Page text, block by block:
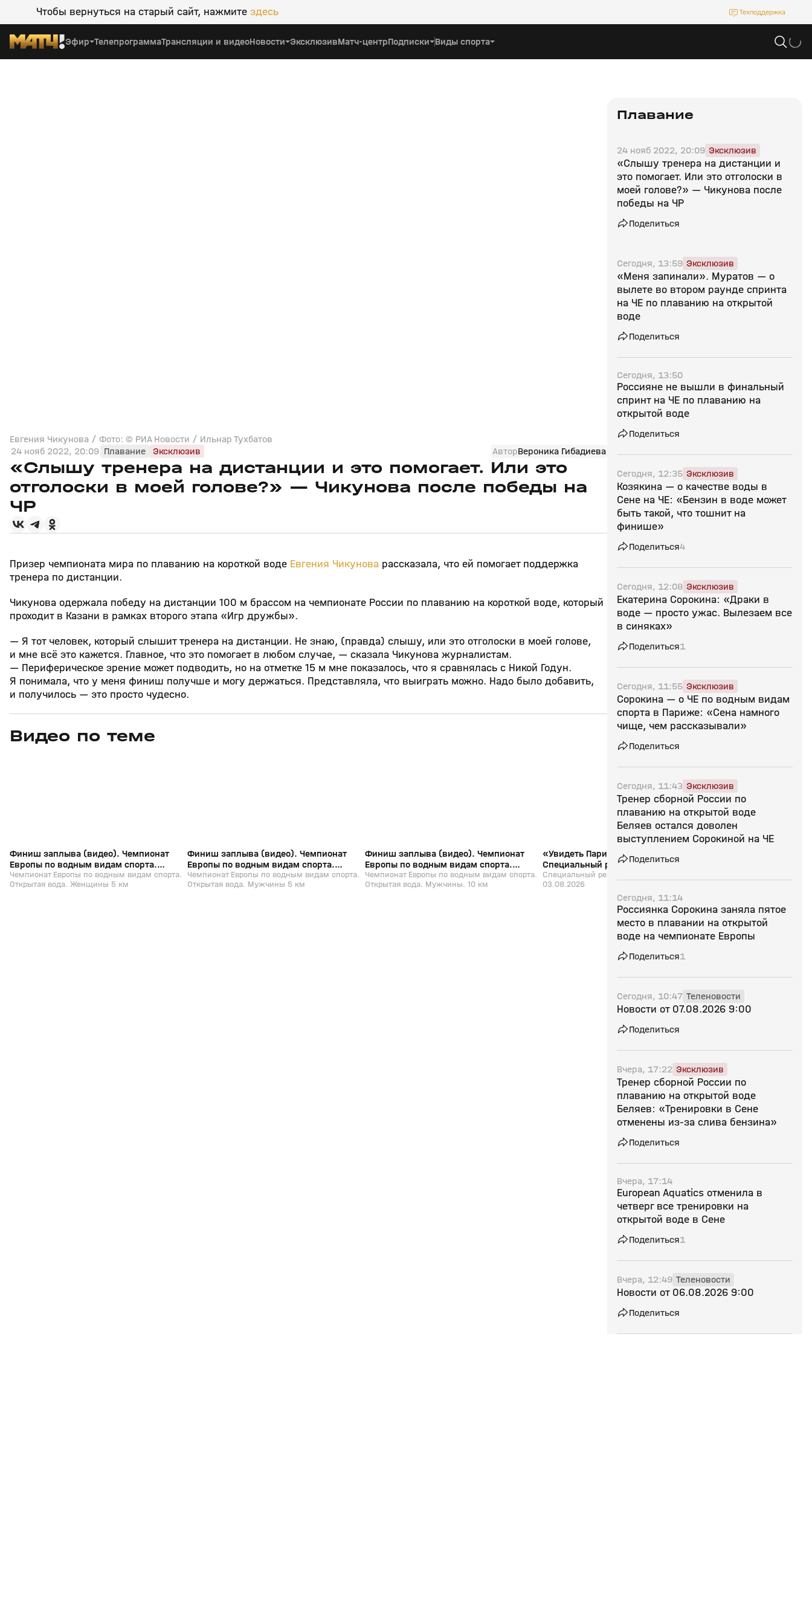
Чтобы вернуться на старый сайт, нажмите здесь Техподдержка
Эфир ТелепрограммаТрансляции и видеоНовости ЭксклюзивМатч-центрПодписки Виды спорта
Евгения Чикунова / Фото: © РИА Новости / Ильнар Тухбатов
24 нояб 2022, 20:09 Плавание Эксклюзив АвторВероника Гибадиева
«Слышу тренера на дистанции и это помогает. Или это
отголоски в моей голове?» — Чикунова после победы на
ЧР
Призер чемпионата мира по плаванию на короткой воде Евгения Чикунова рассказала, что ей помогает поддержка
тренера по дистанции.
Чикунова одержала победу на дистанции 100 м брассом на чемпионате России по плаванию на короткой воде, который
проходит в Казани в рамках второго этапа «Игр дружбы».
— Я тот человек, который слышит тренера на дистанции. Не знаю, (правда) слышу, или это отголоски в моей голове,
и мне всё это кажется. Главное, что это помогает в любом случае, — сказала Чикунова журналистам.
— Периферическое зрение может подводить, но на отметке 15 м мне показалось, что я сравнялась с Никой Годун.
Я понимала, что у меня финиш получше и могу держаться. Представляла, что выиграть можно. Надо было добавить,
и получилось — это просто чудесно.
Видео по теме
05 авг, 17:25
Финиш заплыва (видео). Чемпионат
Европы по водным видам спорта.
Открытая вода. Женщины 5 км
Чемпионат Европы по водным видам спорта.
Открытая вода. Женщины 5 км
Финиш заплыва (видео). Чемпионат
Европы по водным видам спорта.
Открытая вода. Мужчины 5 км
Чемпионат Европы по водным видам спорта.
Открытая вода. Мужчины 5 км
Финиш заплыва (видео). Чемпионат
Европы по водным видам спорта.
Открытая вода. Мужчины. 10 км
Чемпионат Европы по водным видам спорта.
Открытая вода. Мужчины. 10 км
«Увидеть Париж и победить».
Специальный репортаж. Выпуск от
03.08.2026
Специальный репортаж. Выпуск от
03.08.2026
17:29
Плавание
24 нояб 2022, 20:09 Эксклюзив
«Слышу тренера на дистанции и
это помогает. Или это отголоски в
моей голове?» — Чикунова после
победы на ЧР
Поделиться
Сегодня, 13:59 Эксклюзив
«Меня запинали». Муратов — о
вылете во втором раунде спринта
на ЧЕ по плаванию на открытой
воде
Поделиться
Сегодня, 13:50
Россияне не вышли в финальный
спринт на ЧЕ по плаванию на
открытой воде
Поделиться
Сегодня, 12:35 Эксклюзив
Козякина — о качестве воды в
Сене на ЧЕ: «Бензин в воде может
быть такой, что тошнит на
финише»
Поделиться4
Сегодня, 12:08 Эксклюзив
Екатерина Сорокина: «Драки в
воде — просто ужас. Вылезаем все
в синяках»
Поделиться1
Сегодня, 11:55 Эксклюзив
Сорокина — о ЧЕ по водным видам
спорта в Париже: «Сена намного
чище, чем рассказывали»
Поделиться
Сегодня, 11:43 Эксклюзив
Тренер сборной России по
плаванию на открытой воде
Беляев остался доволен
выступлением Сорокиной на ЧЕ
Поделиться
Сегодня, 11:14
Россиянка Сорокина заняла пятое
место в плавании на открытой
воде на чемпионате Европы
Поделиться1
Сегодня, 10:47 Теленовости
Новости от 07.08.2026 9:00
Поделиться
Вчера, 17:22 Эксклюзив
Тренер сборной России по
плаванию на открытой воде
Беляев: «Тренировки в Сене
отменены из‑за слива бензина»
Поделиться
Вчера, 17:14
European Aquatics отменила в
четверг все тренировки на
открытой воде в Сене
Поделиться1
Вчера, 12:49 Теленовости
Новости от 06.08.2026 9:00
Поделиться